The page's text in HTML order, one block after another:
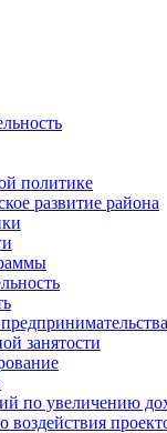
политике
развитие района
занятости
по увеличению
воздействия